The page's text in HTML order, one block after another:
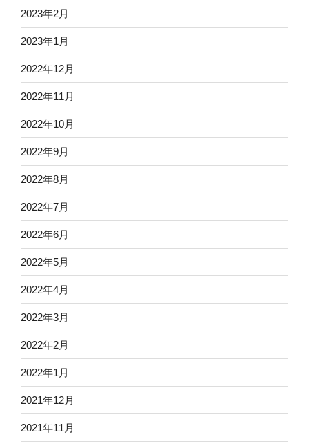
2023年2月
2023年1月
2022年12月
2022年11月
2022年10月
2022年9月
2022年8月
2022年7月
2022年6月
2022年5月
2022年4月
2022年3月
2022年2月
2022年1月
2021年12月
2021年11月